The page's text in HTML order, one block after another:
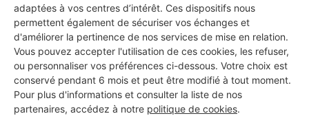
adaptées à vos centres d’intérêt. Ces dispositifs nous
permettent également de sécuriser vos échanges et
d'améliorer la pertinence de nos services de mise en relation.
Vous pouvez accepter l'utilisation de ces cookies, les refuser,
ou personnaliser vos préférences ci-dessous. Votre choix est
conservé pendant 6 mois et peut être modifié à tout moment.
Pour plus d'informations et consulter la liste de nos
partenaires, accédez à notre politique de cookies.